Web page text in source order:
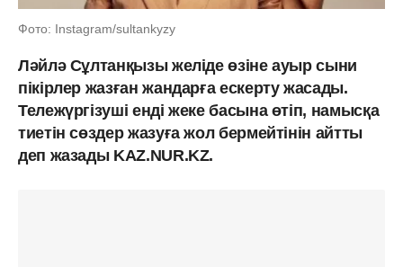
Фото: Instagram/sultankyzy
Ләйлә Сұлтанқызы желіде өзіне ауыр сыни
пікірлер жазған жандарға ескерту жасады.
Тележүргізуші енді жеке басына өтіп, намысқа
тиетін сөздер жазуға жол бермейтінін айтты
деп жазады KAZ.NUR.KZ.